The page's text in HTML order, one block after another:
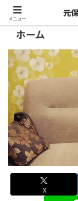
ホーム
X
メニュー
元